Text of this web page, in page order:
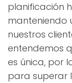
planificación
manteniendo
nuestros
entendemos
es única, por
para superar